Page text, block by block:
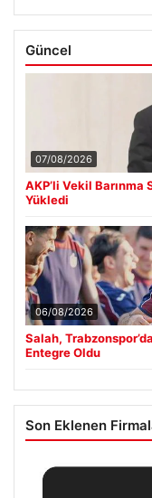
Güncel
07/08/2026
AKP’li Vekil
Yükledi
06/08/2026
Salah,
Entegre Oldu
Son Eklenen